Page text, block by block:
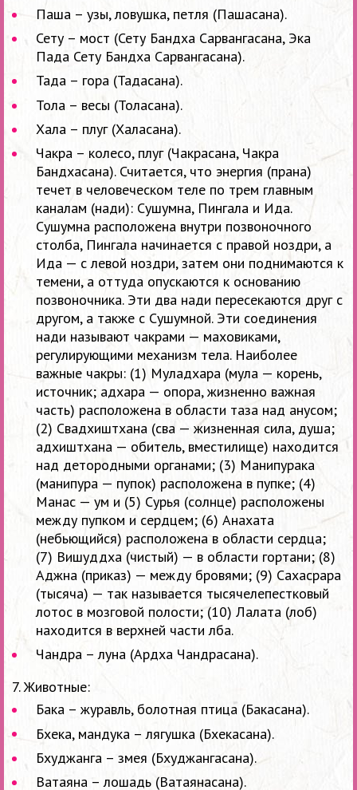
Паша – узы, ловушка, петля (Пашасана).
Сету – мост (Сету Бандха Сарвангасана, Эка
Пада Сету Бандха Сарвангасана).
Тада – гора (Тадасана).
Тола – весы (Толасана).
Хала – плуг (Халасана).
Чакра – колесо, плуг (Чакрасана, Чакра
Бандхасана). Считается, что энергия (прана)
течет в человеческом теле по трем главным
каналам (нади): Сушумна, Пингала и Ида.
Сушумна расположена внутри позвоночного
столба, Пингала начинается с правой ноздри, а
Ида — с левой ноздри, затем они поднимаются к
темени, а оттуда опускаются к основанию
позвоночника. Эти два нади пересекаются друг с
другом, а также с Сушумной. Эти соединения
нади называют чакрами — маховиками,
регулирующими механизм тела. Наиболее
важные чакры: (1) Муладхара (мула — корень,
источник; адхара — опора, жизненно важная
часть) расположена в области таза над анусом;
(2) Свадхиштхана (сва — жизненная сила, душа;
адхиштхана — обитель, вместилище) находится
над детородными органами; (3) Манипурака
(манипура — пупок) расположена в пупке; (4)
Манас — ум и (5) Сурья (солнце) расположены
между пупком и сердцем; (6) Анахата
(небьющийся) расположена в области сердца;
(7) Вишуддха (чистый) — в области гортани; (8)
Аджна (приказ) — между бровями; (9) Сахасрара
(тысяча) — так называется тысячелепестковый
лотос в мозговой полости; (10) Лалата (лоб)
находится в верхней части лба.
Чандра – луна (Ардха Чандрасана).
7. Животные:
Бака – журавль, болотная птица (Бакасана).
Бхека, мандука – лягушка (Бхекасана).
Бхуджанга – змея (Бхуджангасана).
Ватаяна – лошадь (Ватаянасана).